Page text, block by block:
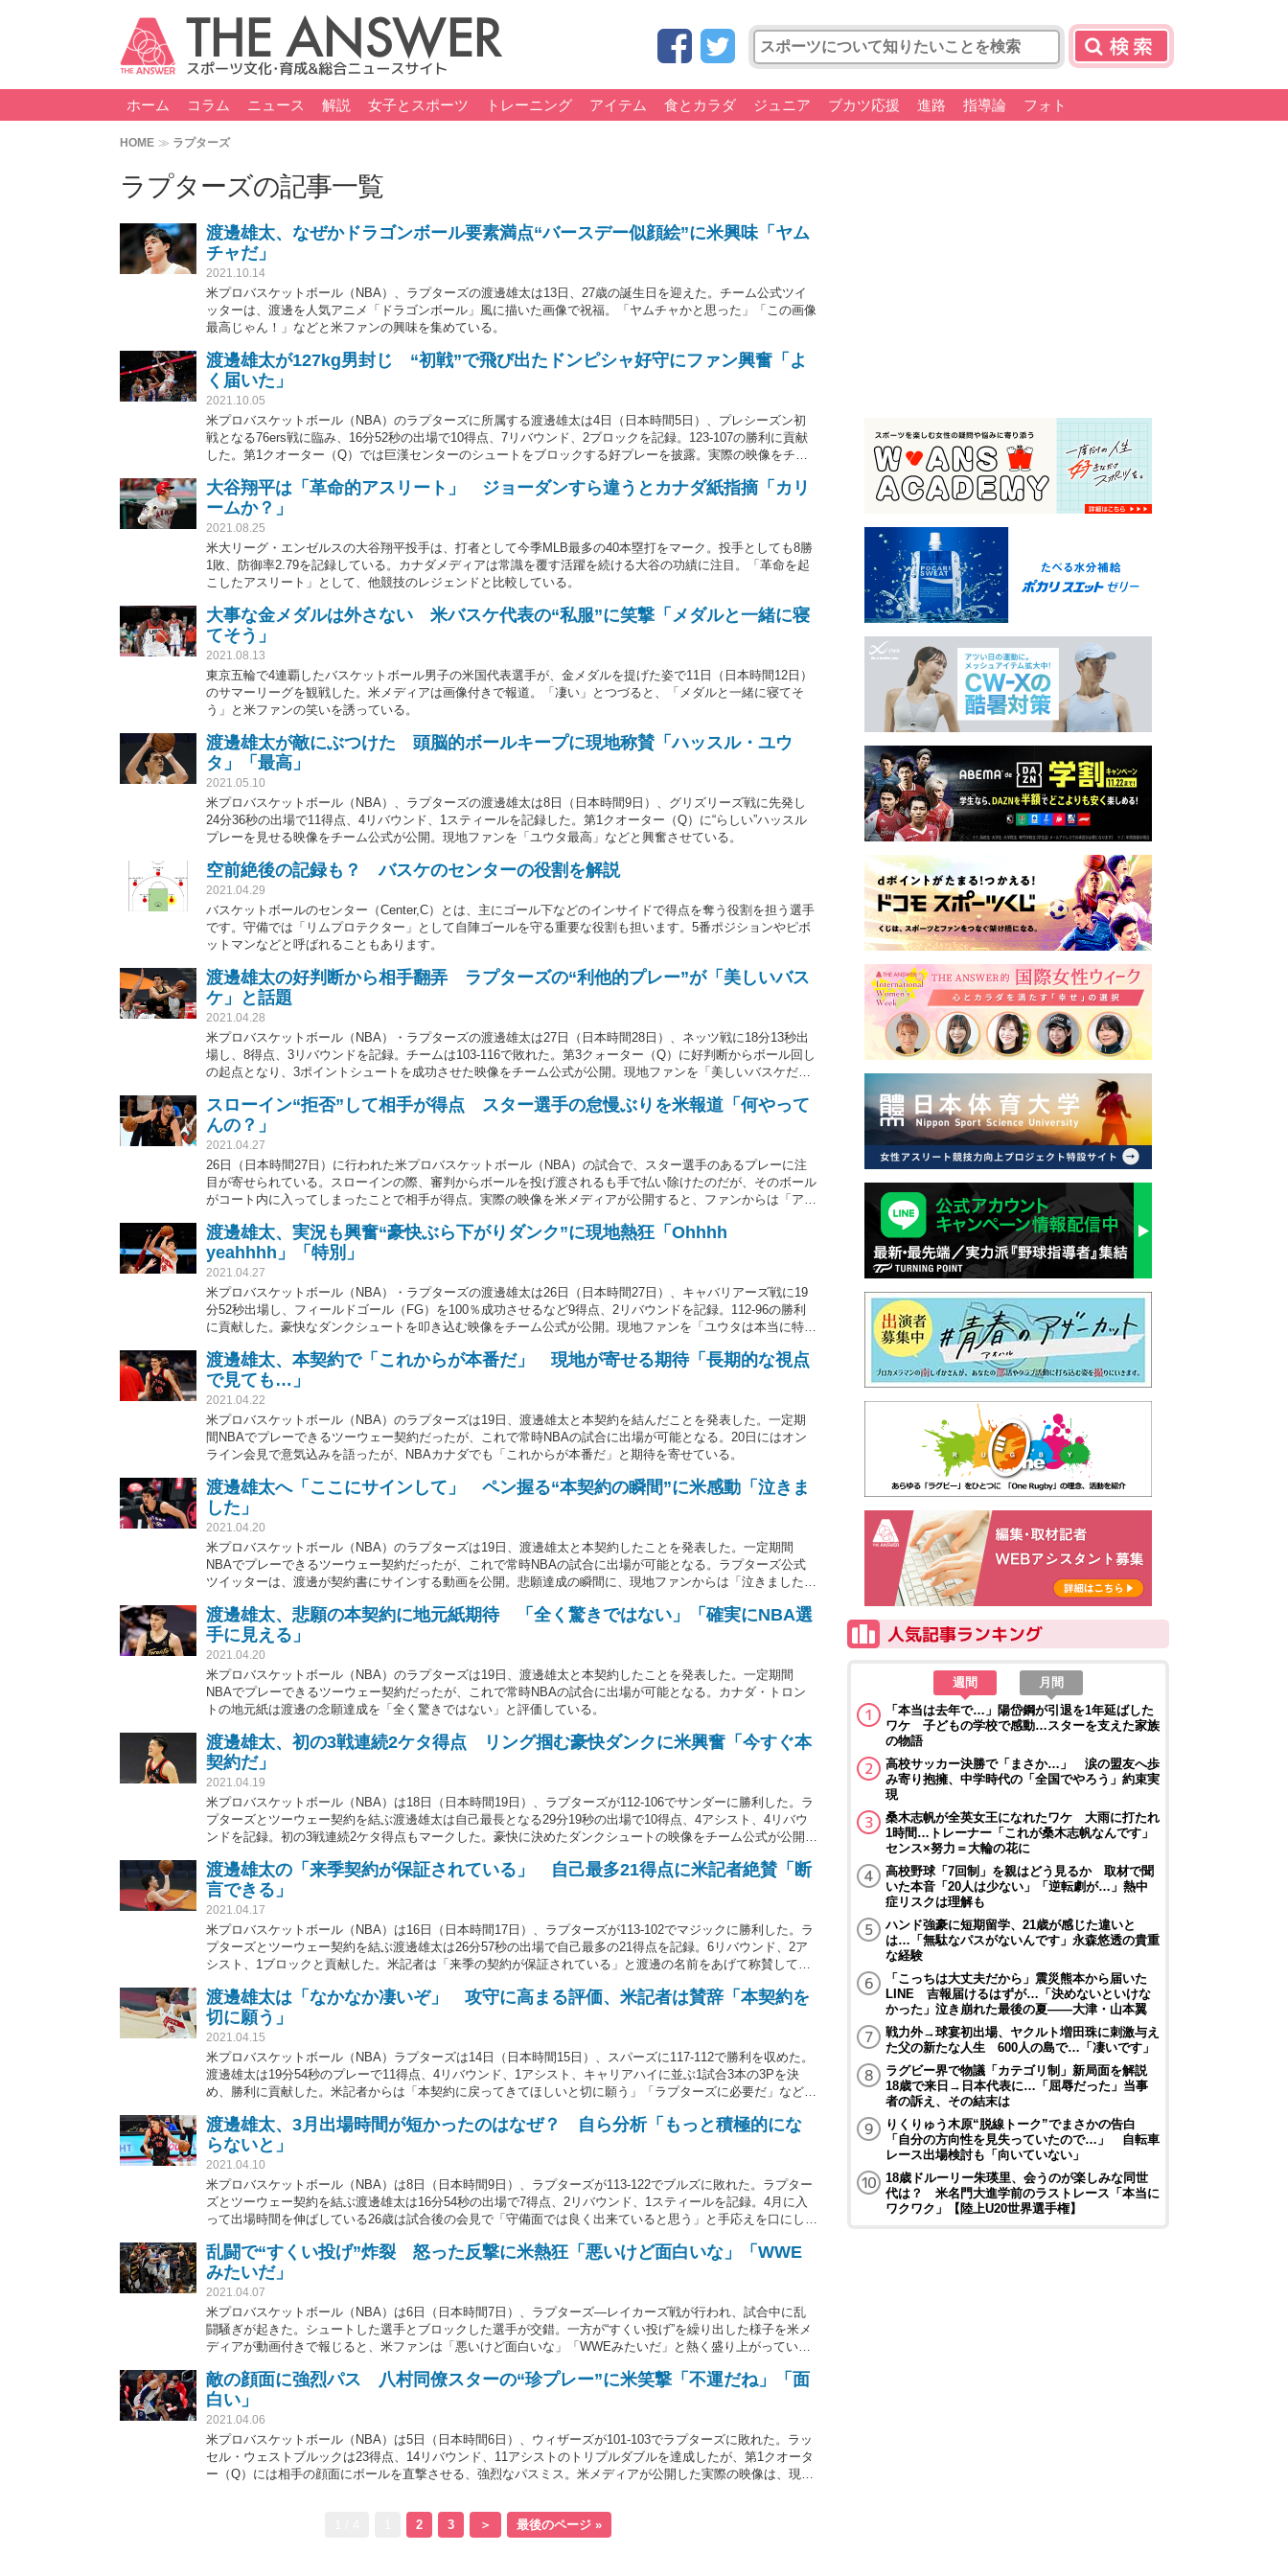
ホーム コラム ニュース 解説 女子とスポーツ トレーニング アイテム 食とカラダ ジュニア ブカツ応援 進路 指導論 フォト
HOME ラプターズ
ラプターズの記事一覧
渡邊雄太、なぜかドラゴンボール要素満点“バースデー似顔絵”に米興味「ヤム
チャだ」
2021.10.14
米プロバスケットボール（NBA）、ラプターズの渡邊雄太は13日、27歳の誕生日を迎えた。チーム公式ツイ
ッターは、渡邊を人気アニメ「ドラゴンボール」風に描いた画像で祝福。「ヤムチャかと思った」「この画像
最高じゃん！」などと米ファンの興味を集めている。
渡邊雄太が127kg男封じ “初戦”で飛び出たドンピシャ好守にファン興奮「よ
く届いた」
2021.10.05
米プロバスケットボール（NBA）のラプターズに所属する渡邊雄太は4日（日本時間5日）、プレシーズン初
戦となる76ers戦に臨み、16分52秒の出場で10得点、7リバウンド、2ブロックを記録。123-107の勝利に貢献
した。第1クオーター（Q）では巨漢センターのシュートをブロックする好プレーを披露。実際の映像をチー
大谷翔平は「革命的アスリート」 ジョーダンすら違うとカナダ紙指摘「カリ
ームか？」
2021.08.25
米大リーグ・エンゼルスの大谷翔平投手は、打者として今季MLB最多の40本塁打をマーク。投手としても8勝
1敗、防御率2.79を記録している。カナダメディアは常識を覆す活躍を続ける大谷の功績に注目。「革命を起
こしたアスリート」として、他競技のレジェンドと比較している。
大事な金メダルは外さない 米バスケ代表の“私服”に笑撃「メダルと一緒に寝
てそう」
2021.08.13
東京五輪で4連覇したバスケットボール男子の米国代表選手が、金メダルを提げた姿で11日（日本時間12日）
のサマーリーグを観戦した。米メディアは画像付きで報道。「凄い」とつづると、「メダルと一緒に寝てそ
う」と米ファンの笑いを誘っている。
渡邊雄太が敵にぶつけた 頭脳的ボールキープに現地称賛「ハッスル・ユウ
タ」「最高」
2021.05.10
米プロバスケットボール（NBA）、ラプターズの渡邊雄太は8日（日本時間9日）、グリズリーズ戦に先発し
24分36秒の出場で11得点、4リバウンド、1スティールを記録した。第1クオーター（Q）に“らしい”ハッスル
プレーを見せる映像をチーム公式が公開。現地ファンを「ユウタ最高」などと興奮させている。
空前絶後の記録も？ バスケのセンターの役割を解説
2021.04.29
バスケットボールのセンター（Center,C）とは、主にゴール下などのインサイドで得点を奪う役割を担う選手
です。守備では「リムプロテクター」として自陣ゴールを守る重要な役割も担います。5番ポジションやピボ
ットマンなどと呼ばれることもあります。
渡邊雄太の好判断から相手翻弄 ラプターズの“利他的プレー”が「美しいバス
ケ」と話題
2021.04.28
米プロバスケットボール（NBA）・ラプターズの渡邊雄太は27日（日本時間28日）、ネッツ戦に18分13秒出
場し、8得点、3リバウンドを記録。チームは103-116で敗れた。第3クォーター（Q）に好判断からボール回し
の起点となり、3ポイントシュートを成功させた映像をチーム公式が公開。現地ファンを「美しいバスケだ」
スローイン“拒否”して相手が得点 スター選手の怠慢ぶりを米報道「何やって
んの？」
2021.04.27
26日（日本時間27日）に行われた米プロバスケットボール（NBA）の試合で、スター選手のあるプレーに注
目が寄せられている。スローインの際、審判からボールを投げ渡されるも手で払い除けたのだが、そのボール
がコート内に入ってしまったことで相手が得点。実際の映像を米メディアが公開すると、ファンからは「アシ
渡邊雄太、実況も興奮“豪快ぶら下がりダンク”に現地熱狂「Ohhhh
yeahhhh」「特別」
2021.04.27
米プロバスケットボール（NBA）・ラプターズの渡邊雄太は26日（日本時間27日）、キャバリアーズ戦に19
分52秒出場し、フィールドゴール（FG）を100％成功させるなど9得点、2リバウンドを記録。112-96の勝利
に貢献した。豪快なダンクシュートを叩き込む映像をチーム公式が公開。現地ファンを「ユウタは本当に特
渡邊雄太、本契約で「これからが本番だ」 現地が寄せる期待「長期的な視点
で見ても…」
2021.04.22
米プロバスケットボール（NBA）のラプターズは19日、渡邊雄太と本契約を結んだことを発表した。一定期
間NBAでプレーできるツーウェー契約だったが、これで常時NBAの試合に出場が可能となる。20日にはオン
ライン会見で意気込みを語ったが、NBAカナダでも「これからが本番だ」と期待を寄せている。
渡邊雄太へ「ここにサインして」 ペン握る“本契約の瞬間”に米感動「泣きま
した」
2021.04.20
米プロバスケットボール（NBA）のラプターズは19日、渡邊雄太と本契約したことを発表した。一定期間
NBAでプレーできるツーウェー契約だったが、これで常時NBAの試合に出場が可能となる。ラプターズ公式
ツイッターは、渡邊が契約書にサインする動画を公開。悲願達成の瞬間に、現地ファンからは「泣きました」
渡邊雄太、悲願の本契約に地元紙期待 「全く驚きではない」「確実にNBA選
手に見える」
2021.04.20
米プロバスケットボール（NBA）のラプターズは19日、渡邊雄太と本契約したことを発表した。一定期間
NBAでプレーできるツーウェー契約だったが、これで常時NBAの試合に出場が可能となる。カナダ・トロン
トの地元紙は渡邊の念願達成を「全く驚きではない」と評価している。
渡邊雄太、初の3戦連続2ケタ得点 リング掴む豪快ダンクに米興奮「今すぐ本
契約だ」
2021.04.19
米プロバスケットボール（NBA）は18日（日本時間19日）、ラプターズが112-106でサンダーに勝利した。ラ
プターズとツーウェー契約を結ぶ渡邊雄太は自己最長となる29分19秒の出場で10得点、4アシスト、4リバウ
ンドを記録。初の3戦連続2ケタ得点もマークした。豪快に決めたダンクシュートの映像をチーム公式が公開。
せられている。
渡邊雄太の「来季契約が保証されている」 自己最多21得点に米記者絶賛「断
言できる」
2021.04.17
米プロバスケットボール（NBA）は16日（日本時間17日）、ラプターズが113-102でマジックに勝利した。ラ
プターズとツーウェー契約を結ぶ渡邊雄太は26分57秒の出場で自己最多の21得点を記録。6リバウンド、2ア
シスト、1ブロックと貢献した。米記者は「来季の契約が保証されている」と渡邊の名前をあげて称賛してい
渡邊雄太は「なかなか凄いぞ」 攻守に高まる評価、米記者は賛辞「本契約を
切に願う」
2021.04.15
米プロバスケットボール（NBA）ラプターズは14日（日本時間15日）、スパーズに117-112で勝利を収めた。
渡邊雄太は19分54秒のプレーで11得点、4リバウンド、1アシスト、キャリアハイに並ぶ1試合3本の3Pを決
め、勝利に貢献した。米記者からは「本契約に戻ってきてほしいと切に願う」「ラプターズに必要だ」などと
渡邊雄太、3月出場時間が短かったのはなぜ？ 自ら分析「もっと積極的にな
らないと」
2021.04.10
米プロバスケットボール（NBA）は8日（日本時間9日）、ラプターズが113-122でブルズに敗れた。ラプター
ズとツーウェー契約を結ぶ渡邊雄太は16分54秒の出場で7得点、2リバウンド、1スティールを記録。4月に入
って出場時間を伸ばしている26歳は試合後の会見で「守備面では良く出来ていると思う」と手応えを口にし
乱闘で“すくい投げ”炸裂 怒った反撃に米熱狂「悪いけど面白いな」「WWE
みたいだ」
2021.04.07
米プロバスケットボール（NBA）は6日（日本時間7日）、ラプターズ―レイカーズ戦が行われ、試合中に乱
闘騒ぎが起きた。シュートした選手とブロックした選手が交錯。一方が“すくい投げ”を繰り出した様子を米メ
ディアが動画付きで報じると、米ファンは「悪いけど面白いな」「WWEみたいだ」と熱く盛り上がってい
敵の顔面に強烈パス 八村同僚スターの“珍プレー”に米笑撃「不運だね」「面
白い」
2021.04.06
米プロバスケットボール（NBA）は5日（日本時間6日）、ウィザーズが101-103でラプターズに敗れた。ラッ
セル・ウェストブルックは23得点、14リバウンド、11アシストのトリプルダブルを達成したが、第1クオータ
ー（Q）には相手の顔面にボールを直撃させる、強烈なパスミス。米メディアが公開した実際の映像は、現地
2 3 ＞ 最後のページ »
週間
月間
「本当は去年で…」陽岱鋼が引退を1年延ばした
ワケ 子どもの学校で感動…スターを支えた家族
の物語
高校サッカー決勝で「まさか…」 涙の盟友へ歩
み寄り抱擁、中学時代の「全国でやろう」約束実
現
桑木志帆が全英女王になれたワケ 大雨に打たれ
1時間…トレーナー「これが桑木志帆なんです」
センス×努力＝大輪の花に
高校野球「7回制」を親はどう見るか 取材で聞
いた本音「20人は少ない」「逆転劇が…」熱中
症リスクは理解も
ハンド強豪に短期留学、21歳が感じた違いと
は…「無駄なパスがないんです」永森悠透の貴重
な経験
「こっちは大丈夫だから」震災熊本から届いた
LINE 吉報届けるはずが…「決めないといけな
かった」泣き崩れた最後の夏――大津・山本翼
戦力外→球宴初出場、ヤクルト増田珠に刺激与え
た父の新たな人生 600人の島で…「凄いです」
ラグビー界で物議「カテゴリ制」新局面を解説
18歳で来日→日本代表に…「屈辱だった」当事
者の訴え、その結末は
りくりゅう木原“脱線トーク”でまさかの告白
「自分の方向性を見失っていたので…」 自転車
レース出場検討も「向いていない」
18歳ドルーリー朱瑛里、会うのが楽しみな同世
代は？ 米名門大進学前のラストレース「本当に
ワクワク」【陸上U20世界選手権】